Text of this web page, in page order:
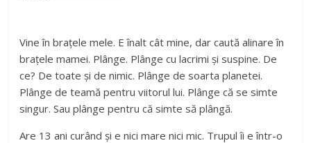
Vine în brațele mele. E înalt cât mine, dar caută alinare în
brațele mamei. Plânge. Plânge cu lacrimi și suspine. De
ce? De toate și de nimic. Plânge de soarta planetei.
Plânge de teamă pentru viitorul lui. Plânge că se simte
singur. Sau plânge pentru că simte să plângă.
Are 13 ani curând și e nici mare nici mic. Trupul îi e într-o